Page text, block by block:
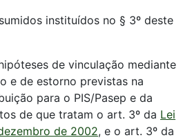
instituídos no § 3º deste
de vinculação mediante
e de estorno previstas na
para o PIS/Pasep e da
de que tratam o art. 3º da Lei
de 2002, e o art. 3º da